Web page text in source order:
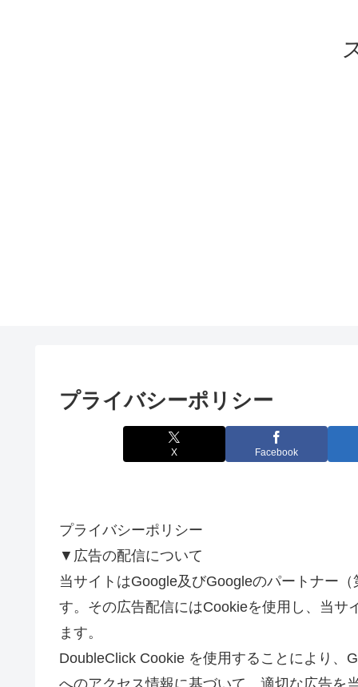
プライバシーポリシー
X Facebook
プライバシーポリシー
▼広告の配信について
当サイトはGoogle及びGoogleのパートナー
す。その広告配信にはCookieを使用し、当
ます。
DoubleClick Cookie を使用することにより、
へのアクセス情報に基づいて、適切な広告を